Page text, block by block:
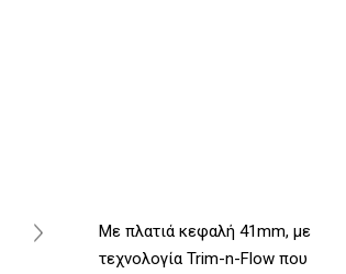
Με πλατιά κεφαλή 41mm, με
τεχνολογία Trim-n-Flow που